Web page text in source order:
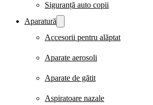
Siguranță auto copii
Aparatură
Accesorii pentru alăptat
Aparate aerosoli
Aparate de gătit
Aspiratoare nazale